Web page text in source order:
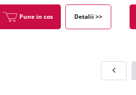
Pune in cos Detalii >>